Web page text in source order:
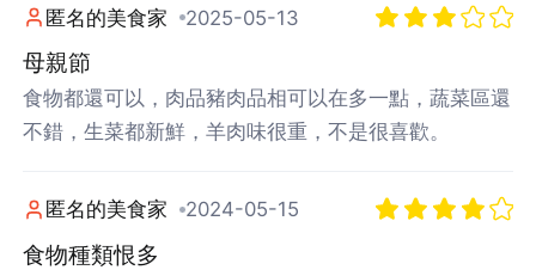
匿名的美食家 2025-05-13
母親節
食物都還可以，肉品豬肉品相可以在多一點，蔬菜區還
不錯，生菜都新鮮，羊肉味很重，不是很喜歡。
匿名的美食家 2024-05-15
食物種類恨多